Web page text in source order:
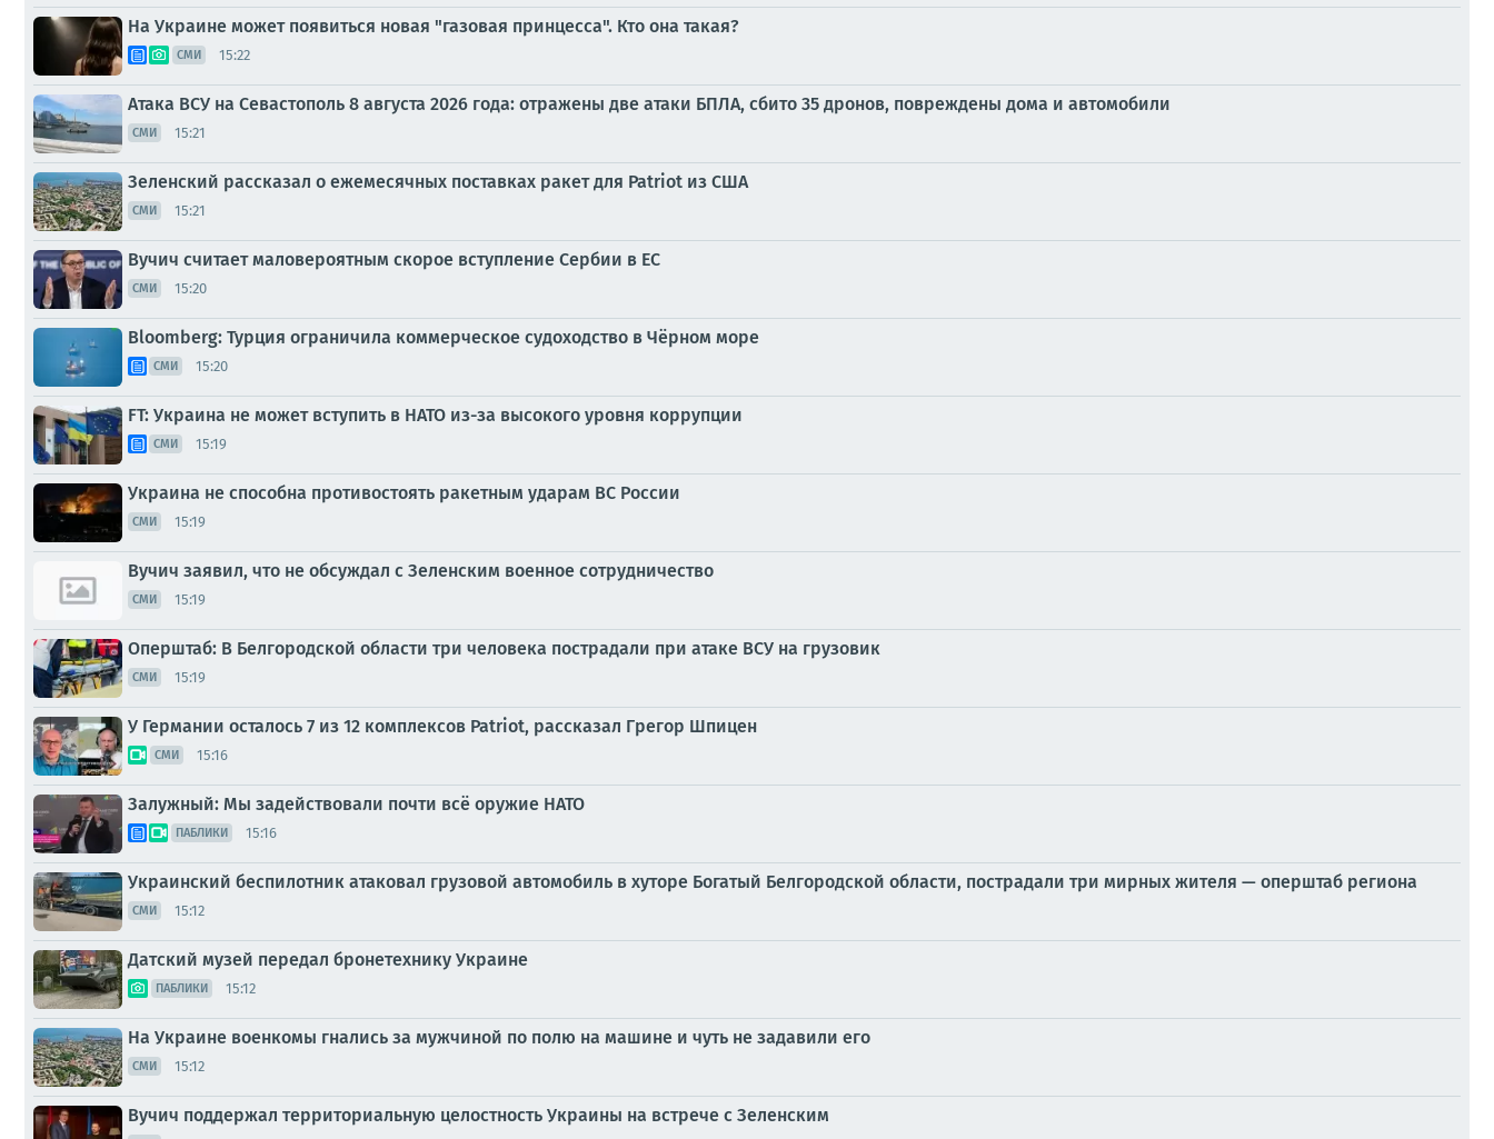
На Украине может появиться новая "газовая принцесса". Кто она такая?
СМИ 15:22
Атака ВСУ на Севастополь 8 августа 2026 года: отражены две атаки БПЛА, сбито 35 дронов, повреждены дома и автомобили
СМИ 15:21
Зеленский рассказал о ежемесячных поставках ракет для Patriot из США
СМИ 15:21
Вучич считает маловероятным скорое вступление Сербии в ЕС
СМИ 15:20
Bloomberg: Турция ограничила коммерческое судоходство в Чёрном море
СМИ 15:20
FT: Украина не может вступить в НАТО из-за высокого уровня коррупции
СМИ 15:19
Украина не способна противостоять ракетным ударам ВС России
СМИ 15:19
Вучич заявил, что не обсуждал с Зеленским военное сотрудничество
СМИ 15:19
Оперштаб: В Белгородской области три человека пострадали при атаке ВСУ на грузовик
СМИ 15:19
У Германии осталось 7 из 12 комплексов Patriot, рассказал Грегор Шпицен
СМИ 15:16
Залужный: Мы задействовали почти всё оружие НАТО
ПАБЛИКИ 15:16
Украинский беспилотник атаковал грузовой автомобиль в хуторе Богатый Белгородской области, пострадали три мирных жителя — оперштаб региона
СМИ 15:12
Датский музей передал бронетехнику Украине
ПАБЛИКИ 15:12
На Украине военкомы гнались за мужчиной по полю на машине и чуть не задавили его
СМИ 15:12
Вучич поддержал территориальную целостность Украины на встрече с Зеленским